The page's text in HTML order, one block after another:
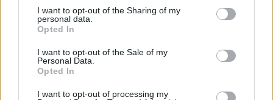
I want to opt-out of the Sharing of my
personal data.
Opted In
I want to opt-out of the Sale of my
Personal Data.
Opted In
I want to opt-out of processing my
PUSL (D. Voiculescu)
PNȚCD (Pavelescu)
PNCR (Terheș)
Partidul Patrioților (Surugiu)